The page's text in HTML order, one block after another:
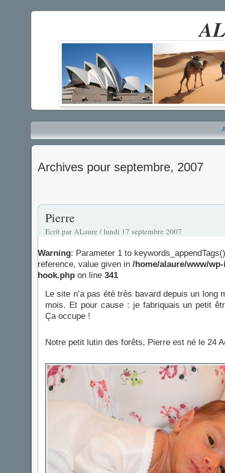
Archives pour septembre, 2007
Pierre
Ecrit par ALaure / lundi 17 septembre 2007
Warning: Parameter 1 to
reference, value given in /home/alaure/www/
hook.php on line 341
Le site n’a pas été très bavard depuis un long
mois. Et pour cause : je fabriquais un petit
Ça occupe !
Notre petit lutin des forêts, Pierre est né le 24